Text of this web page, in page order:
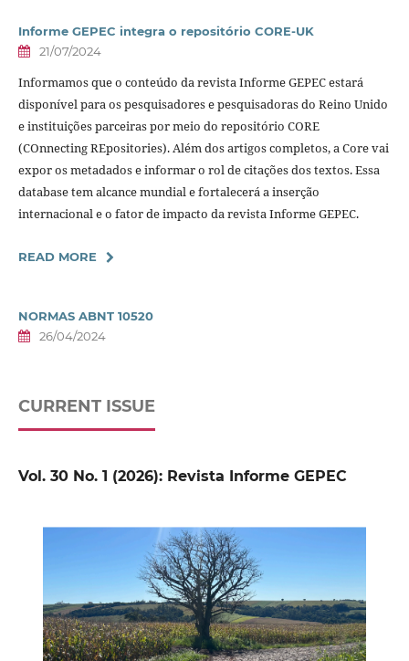
Informe GEPEC integra o repositório CORE-UK
21/07/2024
Informamos que o conteúdo da revista Informe GEPEC estará
disponível para os pesquisadores e pesquisadoras do Reino Unido
e instituições parceiras por meio do repositório CORE
(COnnecting REpositories). Além dos artigos completos, a Core vai
expor os metadados e informar o rol de citações dos textos. Essa
database tem alcance mundial e fortalecerá a inserção
internacional e o fator de impacto da revista Informe GEPEC.
READ MORE
NORMAS ABNT 10520
26/04/2024
CURRENT ISSUE
Vol. 30 No. 1 (2026): Revista Informe GEPEC